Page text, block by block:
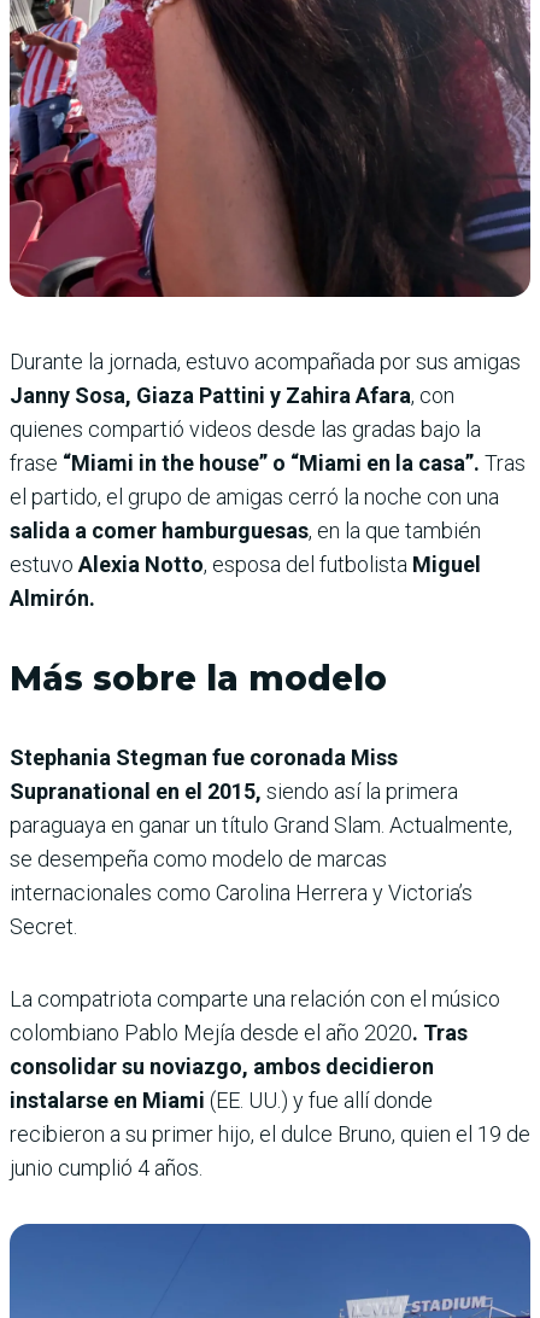
Durante la jornada, estuvo acompañada por sus amigas
Janny Sosa, Giaza Pattini y Zahira Afara, con
quienes compartió videos desde las gradas bajo la
frase “Miami in the house” o “Miami en la casa”. Tras
el partido, el grupo de amigas cerró la noche con una
salida a comer hamburguesas, en la que también
estuvo Alexia Notto, esposa del futbolista Miguel
Almirón.
Más sobre la modelo
Stephania Stegman fue coronada Miss
Supranational en el 2015, siendo así la primera
paraguaya en ganar un título Grand Slam. Actualmente,
se desempeña como modelo de marcas
internacionales como Carolina Herrera y Victoria’s
Secret.
La compatriota comparte una relación con el músico
colombiano Pablo Mejía desde el año 2020. Tras
consolidar su noviazgo, ambos decidieron
instalarse en Miami (EE. UU.) y fue allí donde
recibieron a su primer hijo, el dulce Bruno, quien el 19 de
junio cumplió 4 años.